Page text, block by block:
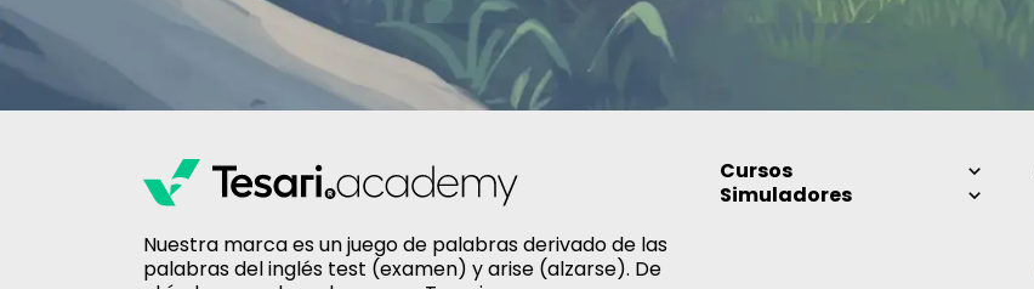
Nuestra marca es un juego de palabras derivado de las
palabras del inglés test (examen) y arise (alzarse). De
Cursos
Simuladores